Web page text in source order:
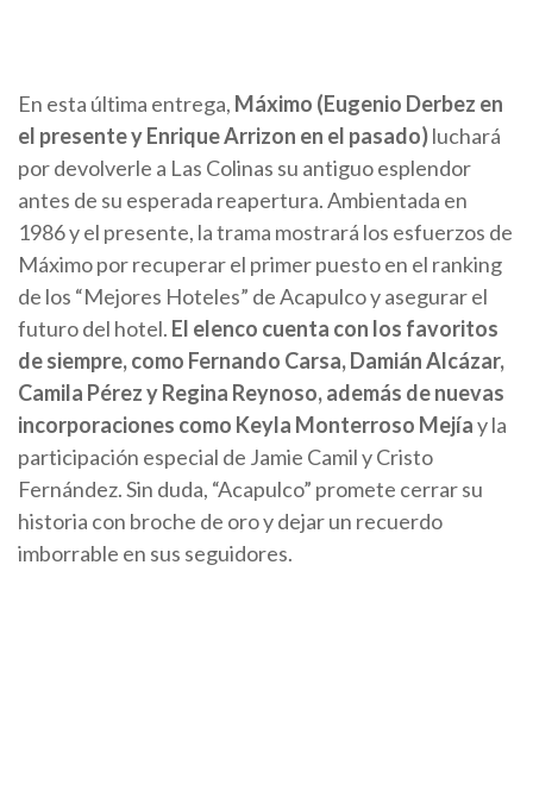
En esta última entrega, Máximo (Eugenio Derbez en
el presente y Enrique Arrizon en el pasado)luchará
por devolverle a Las Colinas su antiguo esplendor
antes de su esperada reapertura. Ambientada en
1986 y el presente, la trama mostrará los esfuerzos de
Máximo por recuperar el primer puesto en el ranking
de los “Mejores Hoteles” de Acapulco y asegurar el
futuro del hotel. El elenco cuenta con los favoritos
de siempre, como Fernando Carsa, Damián Alcázar,
Camila Pérez y Regina Reynoso, además de nuevas
incorporaciones como Keyla Monterroso Mejíay la
participación especial de Jamie Camil y Cristo
Fernández. Sin duda, “Acapulco” promete cerrar su
historia con broche de oro y dejar un recuerdo
imborrable en sus seguidores.